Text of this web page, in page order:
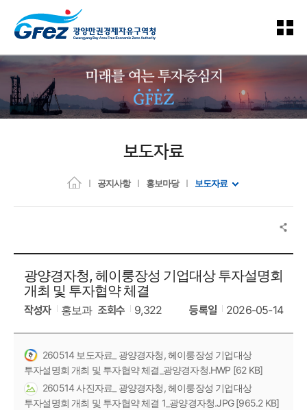
보도자료
공지사항 홍보마당 보도자료
광양경자청, 헤이룽장성 기업대상 투자설명회
개최 및 투자협약 체결
작성자 홍보과 조회수 9,322 등록일 2026-05-14
260514 보도자료_ 광양경자청, 헤이룽장성 기업대상
투자설명회 개최 및 투자협약 체결_광양경자청.HWP [62 KB]
260514 사진자료_ 광양경자청, 헤이룽장성 기업대상
투자설명회 개최 및 투자협약 체결 1_광양경자청.JPG [965.2 KB]